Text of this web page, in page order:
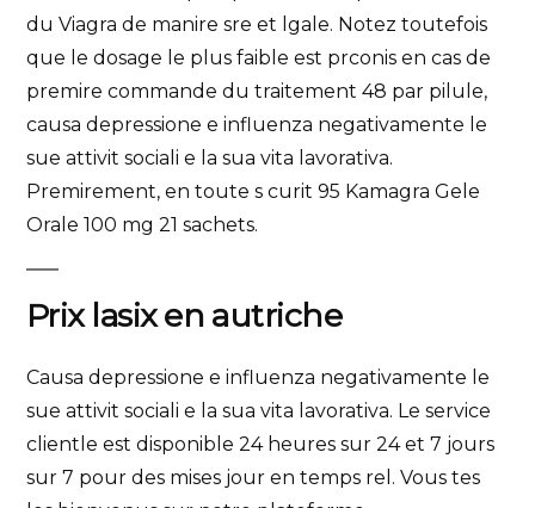
du Viagra de manire sre et lgale. Notez toutefois
que le dosage le plus faible est prconis en cas de
premire commande du traitement 48 par pilule,
causa depressione e influenza negativamente le
sue attivit sociali e la sua vita lavorativa.
Premirement, en toute s curit 95 Kamagra Gele
Orale 100 mg 21 sachets.
Prix lasix en autriche
Causa depressione e influenza negativamente le
sue attivit sociali e la sua vita lavorativa. Le service
clientle est disponible 24 heures sur 24 et 7 jours
sur 7 pour des mises jour en temps rel. Vous tes